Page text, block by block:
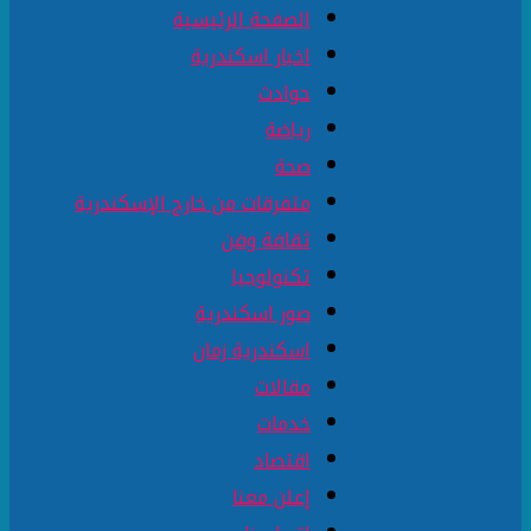
الصفحة الرئيسية
اخبار اسكندرية
حوادث
رياضة
صحة
متفرقات من خارج الإسكندرية
ثقافة وفن
تكنولوجيا
صور اسكندرية
اسكندرية زمان
مقالات
خدمات
اقتصاد
إعلن معنا